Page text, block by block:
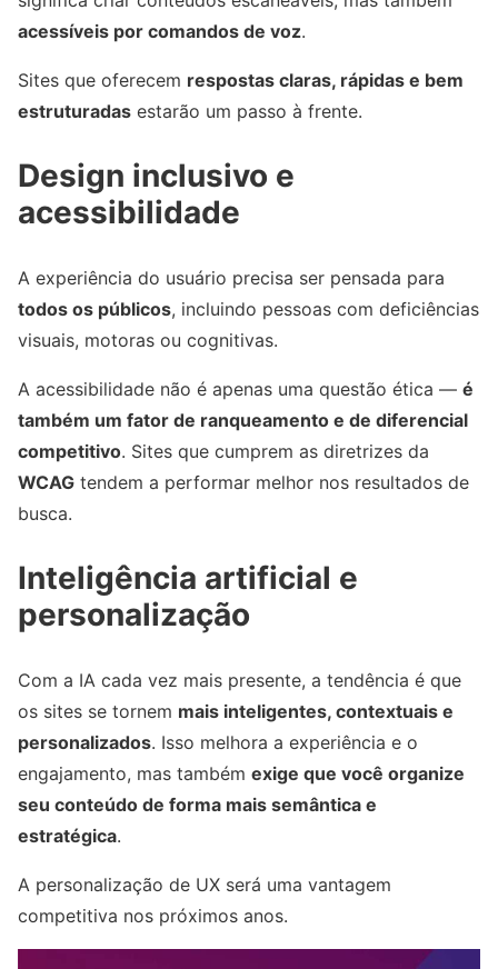
acessíveis por comandos de voz.
Sites que oferecem respostas claras, rápidas e bem
estruturadas estarão um passo à frente.
Design inclusivo e
acessibilidade
A experiência do usuário precisa ser pensada para
todos os públicos, incluindo pessoas com deficiências
visuais, motoras ou cognitivas.
A acessibilidade não é apenas uma questão ética — é
também um fator de ranqueamento e de diferencial
competitivo. Sites que cumprem as diretrizes da
WCAG tendem a performar melhor nos resultados de
busca.
Inteligência artificial e
personalização
Com a IA cada vez mais presente, a tendência é que
os sites se tornem mais inteligentes, contextuais e
personalizados. Isso melhora a experiência e o
engajamento, mas também exige que você organize
seu conteúdo de forma mais semântica e
estratégica.
A personalização de UX será uma vantagem
competitiva nos próximos anos.